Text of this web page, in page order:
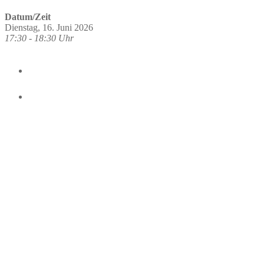
Datum/Zeit
Dienstag, 16. Juni 2026
17:30 - 18:30 Uhr